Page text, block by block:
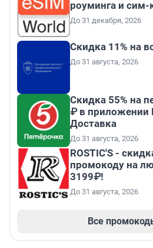
роуминга и сим-
До 31 декабря, 2026
Скидка 11% на
До 31 августа, 2026
Скидка 55% на
₽ в приложении
Доставка
До 31 августа, 2026
ROSTIC'S -
промокоду на
3199₽!
До 31 августа, 2026
Все